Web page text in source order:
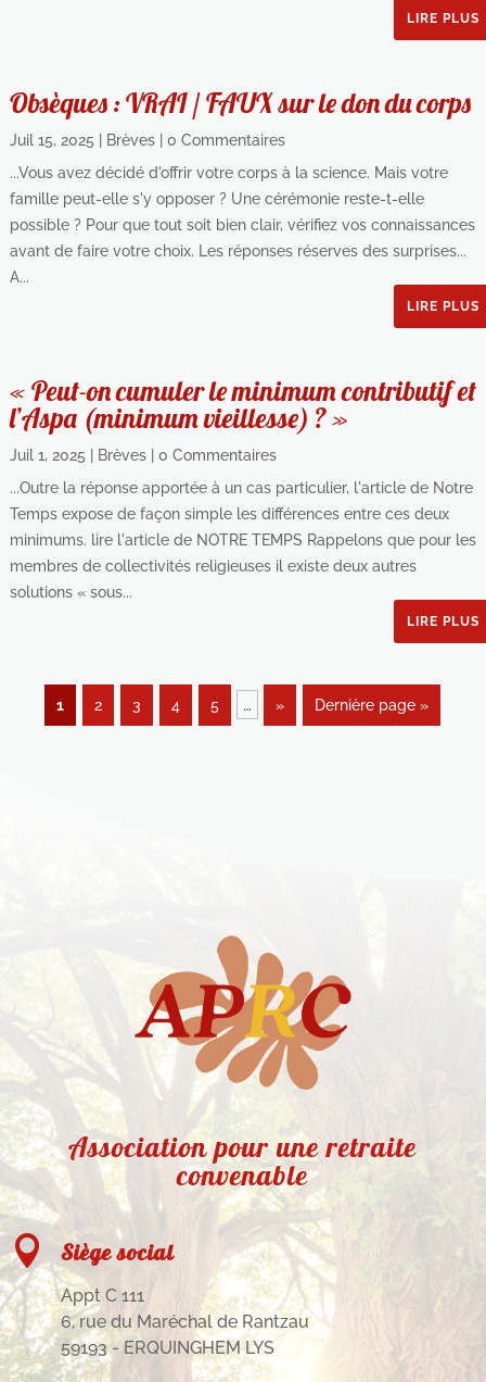
LIRE PLUS
Obsèques : VRAI / FAUX sur le don du corps
Juil 15, 2025 Brèves| 0 Commentaires
...Vous avez décidé d'offrir votre corps à la science. Mais votre
famille peut-elle s'y opposer ? Une cérémonie reste-t-elle
possible ? Pour que tout soit bien clair, vérifiez vos connaissances
avant de faire votre choix. Les réponses réserves des surprises...
A...
LIRE PLUS
« Peut-on cumuler le minimum contributif et
l’Aspa (minimum vieillesse) ? »
Juil 1, 2025 Brèves| 0 Commentaires
...Outre la réponse apportée à un cas particulier, l'article de Notre
Temps expose de façon simple les différences entre ces deux
minimums. lire l'article de NOTRE TEMPS Rappelons que pour les
membres de collectivités religieuses il existe deux autres
solutions « sous...
LIRE PLUS
1 2 3 4 5 … » Dernière page »
Association pour une retraite
convenable
 Siège social
Appt C 111
6, rue du Maréchal de Rantzau
59193 - ERQUINGHEM LYS